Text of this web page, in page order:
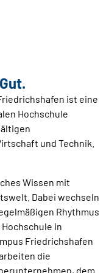
ist eine
Hochschule
und Technik.
Wissen mit
Dabei wechseln
Rhythmus
in
Friedrichshafen
die
dem